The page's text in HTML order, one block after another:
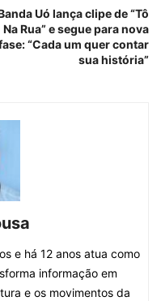
Uó lança clipe de “Tô
Na Rua” e segue para nova
“Cada um quer contar
sua história”
e há 12 anos atua como
informação em
e os movimentos da